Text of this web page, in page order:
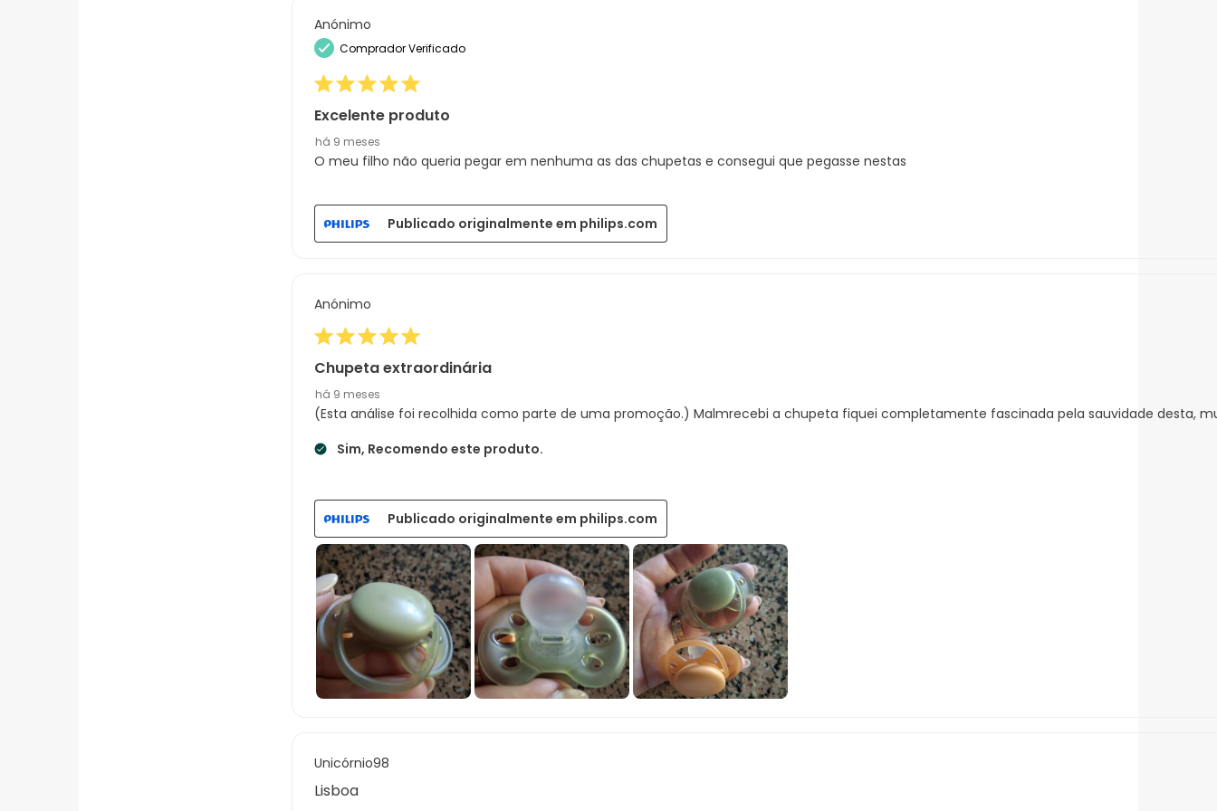
Anónimo
Comprador Verificado
Excelente produto
há 9 meses
O meu filho não queria pegar em nenhuma as das chupetas e consegui que pegasse nestas
Publicado originalmente em philips.com
Anónimo
Chupeta extraordinária
há 9 meses
(Esta análise foi recolhida como parte de uma promoção.) Malmrecebi a chupeta fiquei completamente fascinada pela sauvidade desta,
Sim, Recomendo este produto.
Publicado originalmente em philips.com
Unicórnio98
Lisboa